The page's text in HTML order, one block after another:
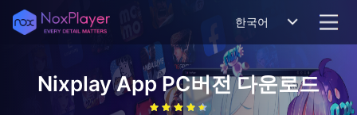
한국어
Nixplay AppPC버전 다운로드